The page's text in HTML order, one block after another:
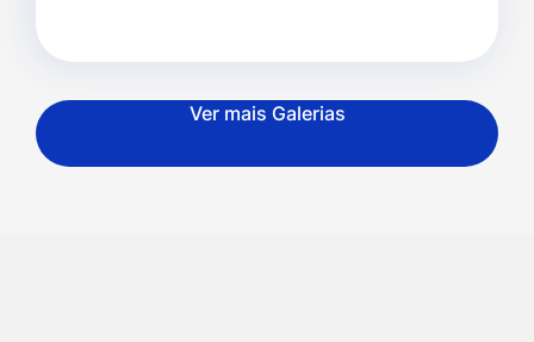
Ver mais Galerias